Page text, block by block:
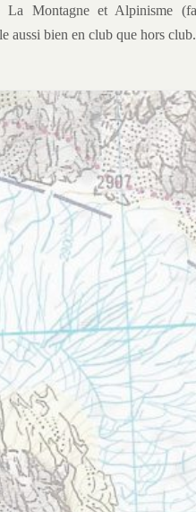
Montagne et Alpinisme
aussi bien en club que hors club.